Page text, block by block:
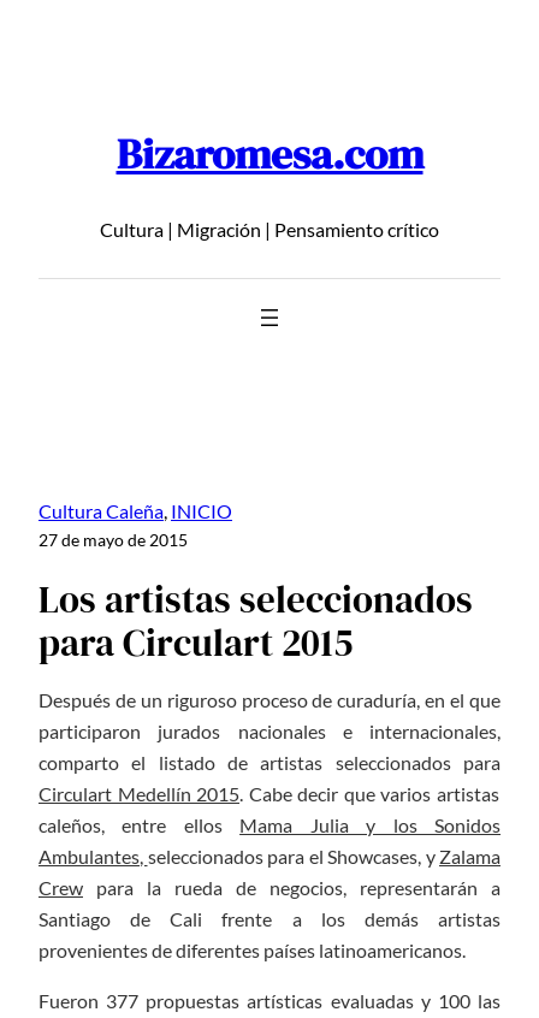
Bizaromesa.com
Cultura | Migración | Pensamiento crítico
Cultura Caleña INICIO
27 de mayo de 2015
Los artistas seleccionados
para Circulart 2015
Después de un riguroso proceso de curaduría, en el que
participaron jurados nacionales e internacionales,
comparto el listado de artistas seleccionados para
Circulart Medellín 2015 . Cabe decir que varios artistas
caleños, entre ellos Mama Julia y los Sonidos
Ambulantes seleccionados para el Showcases, y Zalama
Crew para la rueda de negocios, representarán a
Santiago de Cali frente a los demás artistas
provenientes de diferentes países latinoamericanos.
Fueron 377 propuestas artísticas evaluadas y 100 las